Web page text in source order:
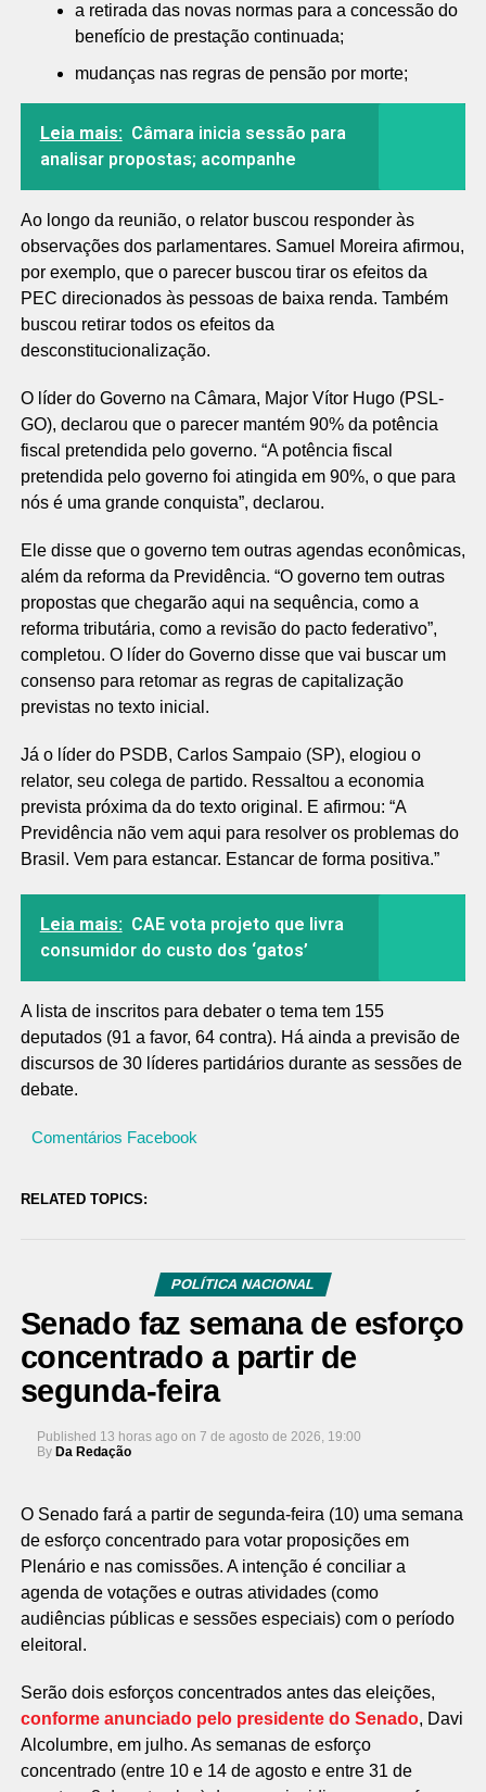
a retirada das novas normas para a concessão do
benefício de prestação continuada;
mudanças nas regras de pensão por morte;
Leia mais: Câmara inicia sessão para
analisar propostas; acompanhe
Ao longo da reunião, o relator buscou responder às
observações dos parlamentares. Samuel Moreira afirmou,
por exemplo, que o parecer buscou tirar os efeitos da
PEC direcionados às pessoas de baixa renda. Também
buscou retirar todos os efeitos da
desconstitucionalização.
O líder do Governo na Câmara, Major Vítor Hugo (PSL-
GO), declarou que o parecer mantém 90% da potência
fiscal pretendida pelo governo. “A potência fiscal
pretendida pelo governo foi atingida em 90%, o que para
nós é uma grande conquista”, declarou.
Ele disse que o governo tem outras agendas econômicas,
além da reforma da Previdência. “O governo tem outras
propostas que chegarão aqui na sequência, como a
reforma tributária, como a revisão do pacto federativo”,
completou. O líder do Governo disse que vai buscar um
consenso para retomar as regras de capitalização
previstas no texto inicial.
Já o líder do PSDB, Carlos Sampaio (SP), elogiou o
relator, seu colega de partido. Ressaltou a economia
prevista próxima da do texto original. E afirmou: “A
Previdência não vem aqui para resolver os problemas do
Brasil. Vem para estancar. Estancar de forma positiva.”
Leia mais: CAE vota projeto que livra
consumidor do custo dos ‘gatos’
A lista de inscritos para debater o tema tem 155
deputados (91 a favor, 64 contra). Há ainda a previsão de
discursos de 30 líderes partidários durante as sessões de
debate.
Comentários Facebook
RELATED TOPICS:
POLÍTICA NACIONAL
Senado faz semana de esforço
concentrado a partir de
segunda-feira
Published 13 horas ago on 7 de agosto de 2026, 19:00
By Da Redação
O Senado fará a partir de segunda-feira (10) uma semana
de esforço concentrado para votar proposições em
Plenário e nas comissões. A intenção é conciliar a
agenda de votações e outras atividades (como
audiências públicas e sessões especiais) com o período
eleitoral.
Serão dois esforços concentrados antes das eleições,
conforme anunciado pelo presidente do Senado, Davi
Alcolumbre, em julho. As semanas de esforço
concentrado (entre 10 e 14 de agosto e entre 31 de